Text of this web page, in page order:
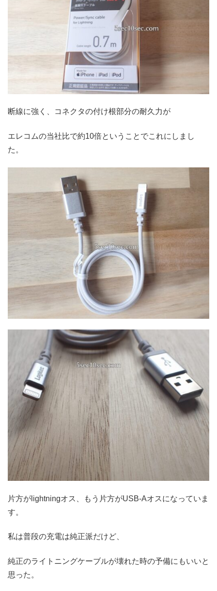
断線に強く、コネクタの付け根部分の耐久力が
エレコムの当社比で約10倍ということでこれにしまし
た。
片方がlightningオス、もう片方がUSB-Aオスになっていま
す。
私は普段の充電は純正派だけど、
純正のライトニングケーブルが壊れた時の予備にもいいと
思った。